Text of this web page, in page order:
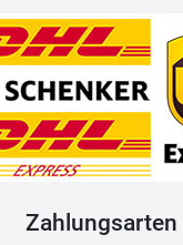
Zahlungsarten